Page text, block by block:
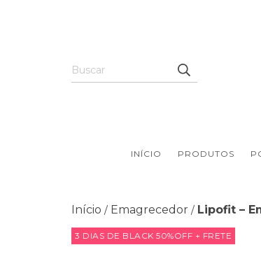
INÍCIO PRODUTOS
Início / Emagrecedor / Lipofit –
3 DIAS DE BLACK 50%OFF + FRETE